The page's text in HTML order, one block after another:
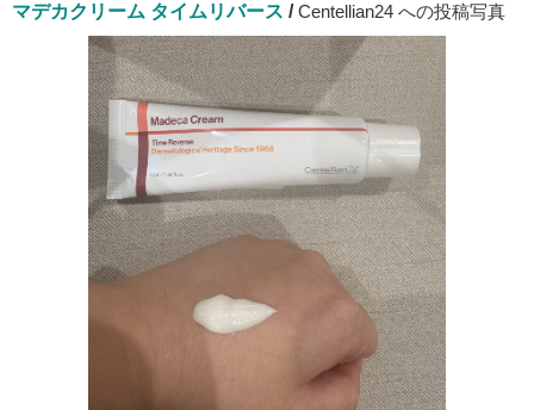
マデカクリーム タイムリバース /Centellian24 への投稿写真